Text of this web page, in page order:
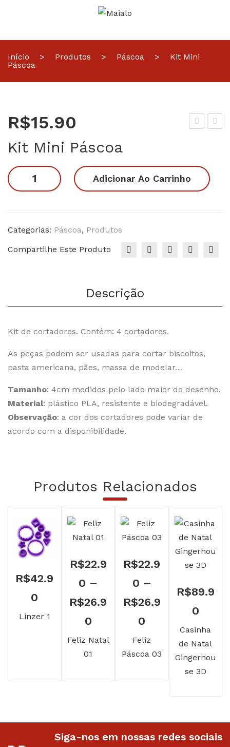
Início > Produtos > Páscoa >
Kit Mini
Páscoa
Pás
coa
Pás
R$15.90
Kit Mini Páscoa
Kit
Mini
Adicionar Ao Carrinho
Categorias: Páscoa, Produtos
Compartilhe Este Produto
Descrição
Kit de cortadores. Contém: 4 cortadores.
As peças podem ser usadas para cortar biscoitos,
pasta americana, pães, massa de modelar…
Tamanho: 4cm medidos pelo lado maior do desenho.
Material: plástico PLA, resistente e biodegradável.
Observação: a cor dos cortadores pode variar de
acordo com a disponibilidade.
Produtos Relacionados
R$42.9
0
Linzer 1
R$22.9
0 –
R$26.9
0Faixa
de
preço:
Feliz Natal
01
R$22.9
0 –
R$26.9
0
de
preço:
R$22.90
Feliz
Páscoa 03
R$89.9
0
Casinha
de Natal
Gingerhou
se 3D
Siga-nos em nossas redes sociais